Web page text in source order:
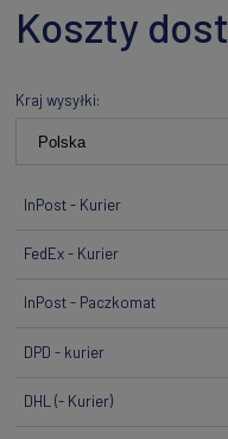
Koszty
Cena nie zawiera
Kraj wysyłki:
InPost - Kurier
FedEx - Kurier
InPost - Paczkomat
DPD - kurier
DHL (- Kurier)